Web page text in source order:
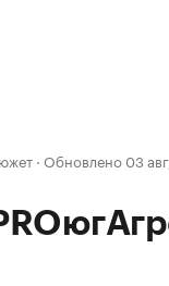
· Обновлено 03